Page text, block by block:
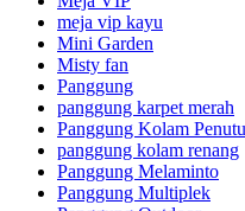
meja vip kayu
Mini Garden
Misty fan
Panggung
panggung karpet merah
Panggung Kolam
panggung kolam renang
Panggung Melaminto
Panggung Multiplek